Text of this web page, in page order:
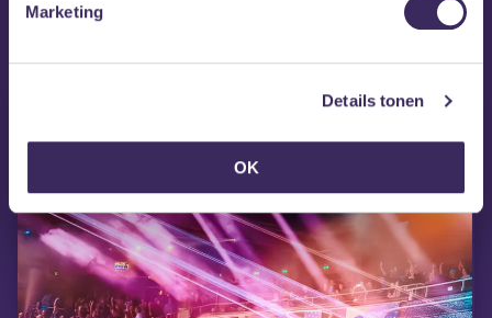
Marketing
Details tonen
OK
MEZZ tipt